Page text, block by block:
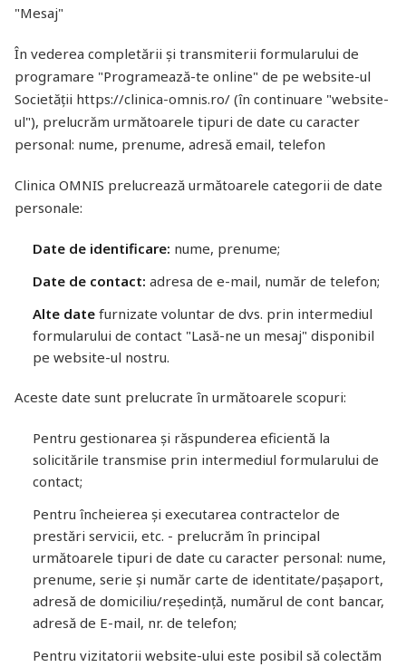
"Mesaj"
În vederea completării și transmiterii formularului de
programare "Programează-te online" de pe website-ul
Societății https://clinica-omnis.ro/ (în continuare "website-
ul"), prelucrăm următoarele tipuri de date cu caracter
personal: nume, prenume, adresă email, telefon
Clinica OMNIS prelucrează următoarele categorii de date
personale:
Date de identificare: nume, prenume;
Date de contact: adresa de e-mail, număr de telefon;
Alte date furnizate voluntar de dvs. prin intermediul
formularului de contact "Lasă-ne un mesaj" disponibil
pe website-ul nostru.
Aceste date sunt prelucrate în următoarele scopuri:
Pentru gestionarea și răspunderea eficientă la
solicitările transmise prin intermediul formularului de
contact;
Pentru încheierea și executarea contractelor de
prestări servicii, etc. - prelucrăm în principal
următoarele tipuri de date cu caracter personal: nume,
prenume, serie și număr carte de identitate/pașaport,
adresă de domiciliu/reședință, numărul de cont bancar,
adresă de E-mail, nr. de telefon;
Pentru vizitatorii website-ului este posibil să colectăm